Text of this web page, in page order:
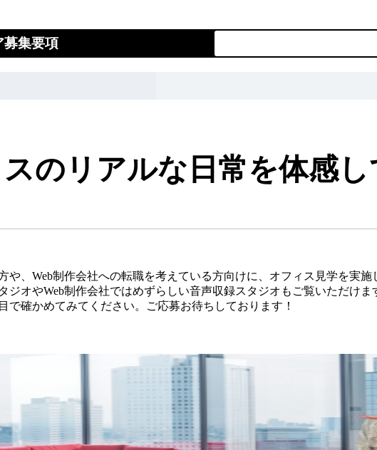
募集要項 オフィス見
のリアルな日常を体感
や、Web制作会社への転職を考えている方向けに、オフィス見学を実
オやWeb制作会社ではめずらしい音声収録スタジオもご覧いただけ
で確かめてみてください。ご応募お待ちしております！